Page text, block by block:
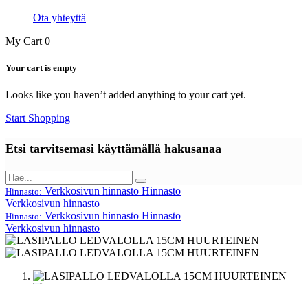
Ota yhteyttä
My Cart 0
Your cart is empty
Looks like you haven’t added anything to your cart yet.
Start Shopping
Etsi tarvitsemasi käyttämällä hakusanaa
Hinnasto: Verkkosivun hinnasto Hinnasto
Verkkosivun hinnasto
Hinnasto: Verkkosivun hinnasto Hinnasto
Verkkosivun hinnasto